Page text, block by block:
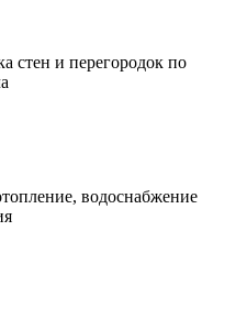
стен и перегородок по
водоснабжение